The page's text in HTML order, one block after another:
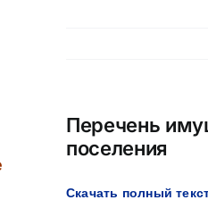
Перечень
поселения
Скачать полный